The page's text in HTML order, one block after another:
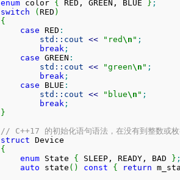
enum color { RED, GREEN, BLUE } ;
switch
( RED )
{
case RED :
std:: cout << "red\n " ;
break ;
case GREEN :
std:: cout << "green\n " ;
break ;
case BLUE :
std:: cout << "blue\n " ;
break ;
}
// C++17 的初始化语句语法，在没有到整数或枚
struct Device
{
enum State { SLEEP, READY, BAD }
auto state ( ) const { return